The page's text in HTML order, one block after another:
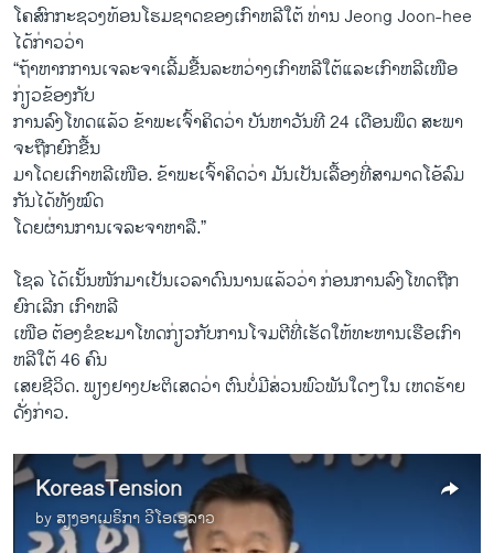
​ໂຄສົກ​ກະຊວງທ້ອນ​ໂຮມ​ຊາດຂອງເກົາຫລີໃຕ້ ທ່ານ Jeong Joon-hee ​
ໄດ້​ກ່າວວ່າ
“ຖ້າ​ຫາກ​ການເຈລະຈາເລີ້ມຂື້ນ​ລະຫວ່າງເກົາຫລີໃຕ້ແລະເກົາຫລີ​ເໜືອ ​
ກ່ຽວ​ຂ້ອງ​ກັບ
ການ​ລົງ​ໂທດແລ້ວ ຂ້າພະ​ເຈົ້າຄິດ​ວ່າ ​ບັນຫາວັນ​ທີ 24 ​ເດືອນ​ພຶດ ສະພາ
ຈະ​ຖືກ​ຍົກ​ຂື້ນ
​ມ​າ​ໂດຍ​ເກົາຫລີ​ເໜືອ. ຂ້າພະ​ເຈົ້າຄິດ​ວ່າ ​ມັນ​ເປັນ​ເລື້ອງ​ທີ່​ສາມາດ​ໂອ້ລົມ
ກັນ​ໄດ້​ທັງ​ໝົດ
ໂດຍຜ່ານ​ການ​ເຈລະຈາຫາລື.”
​ໂຊ​ລ ​ໄດ້​ເນັ້ນ​ໜັກ​ມາ​ເປັນ​ເວລາ​ດົນນານແລ້ວ​ວ່າ ກ່ອນ​ການ​ລົງ​ໂທດ​ຖືກ​
ຍົກເລີກ ​ເກົາຫລີ
​ເໜືອ ຕ້ອງ​ຂໍ​ຂະ​ມາ​ໂທດ​ກ່ຽວກັບການ​ໂຈມ​ຕີທີ່ເຮັດ​ໃຫ້ທະຫານ​ເຮືອ​ເກົາ
ຫລີ​ໃຕ້ 46 ຄົນ​
ເສຍ​ຊີວິດ. ພຽງ​ຢາງປະຕິ​ເສດ​ວ່າ ຕົນບໍ່ມີສ່ວນ​ພົວພັນໃດໆໃນ ເຫດຮ້າຍ
ດັ່ງກ່າວ.​
KoreasTension
by ສຽງອາເມຣິກາ ວີໂອເອລາວ